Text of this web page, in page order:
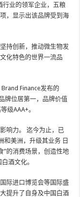
行业的领军企业，五粮
，显示出该品牌受到海
持创新，推动微生物发
化特色的世界一流品
Finance发布的
牌位居第一，品牌价值
级AAA+。
响力。 迄今为止，已
和美洲，升级其业务 日
”的消费场景，创造性地
酒文化。
际进口博览会等国际盛
提升了自身及中国白酒